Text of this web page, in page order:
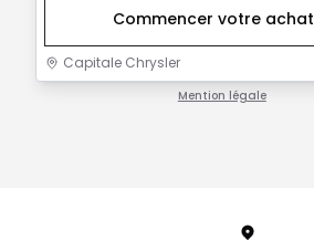
Commencer votre achat
Capitale Chrysler
Mention légale